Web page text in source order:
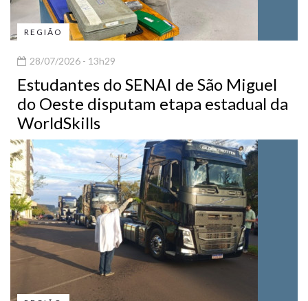
REGIÃO
28/07/2026 - 13h29
Estudantes do SENAI de São Miguel
do Oeste disputam etapa estadual da
WorldSkills